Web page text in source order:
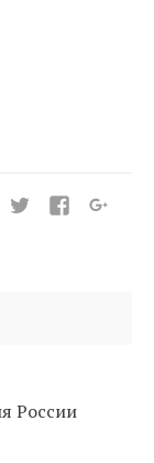
России